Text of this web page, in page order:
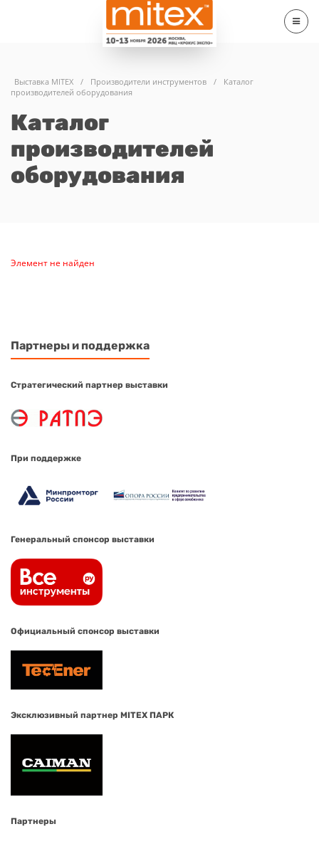
Выставка MITEX / Производители инструментов /
Каталог
производителей оборудования
Каталог
производителей
оборудования
Элемент не найден
Партнеры и поддержка
Стратегический партнер выставки
При поддержке
Генеральный спонсор выставки
Официальный спонсор выставки
Эксклюзивный партнер MITEX ПАРК
Партнеры